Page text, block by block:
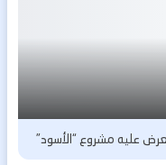
عليه مشروع “الأسود”